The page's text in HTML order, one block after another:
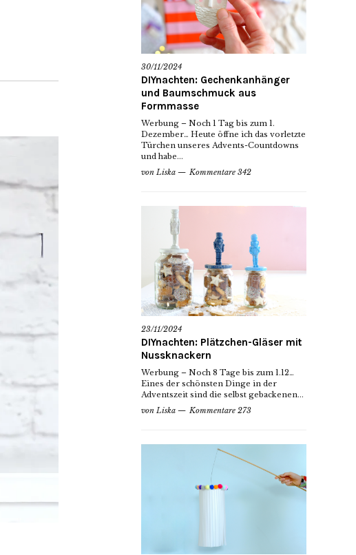
30/11/2024
DIYnachten: Gechenkanhänger
und Baumschmuck aus
Formmasse
Werbung – Noch 1 Tag bis zum 1.
Dezember… Heute öffne ich das vorletzte
Türchen unseres Advents-Countdowns
und habe...
von Liska Kommentare 342
23/11/2024
DIYnachten: Plätzchen-Gläser mit
Nussknackern
Werbung – Noch 8 Tage bis zum 1.12…
Eines der schönsten Dinge in der
Adventszeit sind die selbst gebackenen...
von Liska Kommentare 273